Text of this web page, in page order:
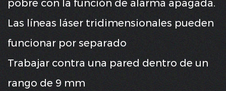
pobre con la función de alarma apagada.
Las líneas láser tridimensionales pueden
funcionar por separado
Trabajar contra una pared dentro de un
rango de 9 mm